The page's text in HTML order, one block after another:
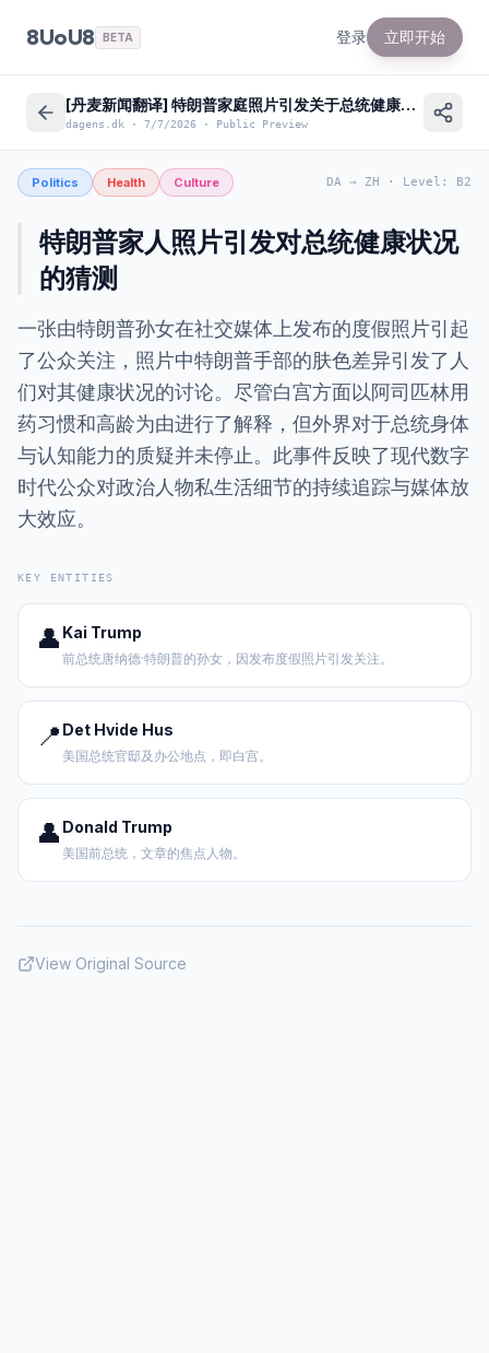
8UoU8 BETA 登录 立即开始
[丹麦新闻翻译] 特朗普家庭照片引发关于总统健康状况的广泛猜测
dagens.dk · 7/7/2026 · Public Preview
Politics Health Culture DA → ZH · Level : B2
特朗普家人照片引发对总统健康状况
的猜测
一张由特朗普孙女在社交媒体上发布的度假照片引起
了公众关注，照片中特朗普手部的肤色差异引发了人
们对其健康状况的讨论。尽管白宫方面以阿司匹林用
药习惯和高龄为由进行了解释，但外界对于总统身体
与认知能力的质疑并未停止。此事件反映了现代数字
时代公众对政治人物私生活细节的持续追踪与媒体放
大效应。
KEY ENTITIES
👤 Kai Trump
前总统唐纳德·特朗普的孙女，因发布度假照片引发关注。
📍 Det Hvide Hus
美国总统官邸及办公地点，即白宫。
👤 Donald Trump
美国前总统，文章的焦点人物。
View Original Source